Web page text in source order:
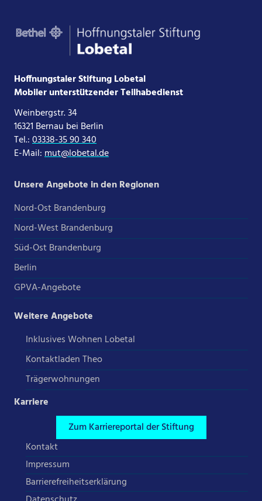
Hoffnungstaler Stiftung Lobetal
Mobiler unterstützender Teilhabedienst
Weinbergstr. 34
16321 Bernau bei Berlin
Tel.: 03338-35 90 340
E-Mail: mut@lobetal.de
Unsere Angebote in den Regionen
Nord-Ost Brandenburg
Nord-West Brandenburg
Süd-Ost Brandenburg
Berlin
GPVA-Angebote
Weitere Angebote
Inklusives Wohnen Lobetal
Kontaktladen Theo
Trägerwohnungen
Karriere
Zum Karriereportal der Stiftung
Kontakt
Impressum
Barrierefreiheitserklärung